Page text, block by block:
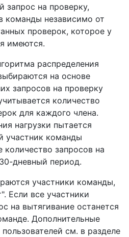
запрос на проверку,
команды независимо от
проверок, которое у
имеются.
распределения
на основе
запросов на проверку
количество
для каждого члена.
нагрузки пытается
участник команды
количество запросов на
дневный период.
участники команды,
Если все участники
на вытягивание останется
Дополнительные
см. в разделе